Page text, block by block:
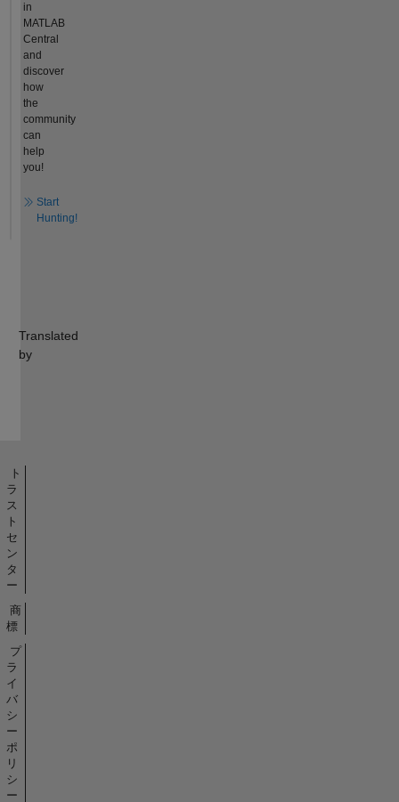
in
MATLAB
Central
and
discover
how
the
community
can
help
you!
Start
Hunting!
Translated
by
ト
ラ
ス
ト
セ
ン
タ
ー
商
標
プ
ラ
イ
バ
シ
ー
ポ
リ
シ
ー